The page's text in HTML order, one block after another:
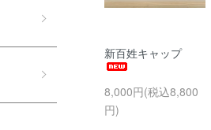
新百姓キャップ
8,000円(税込8,800
円)